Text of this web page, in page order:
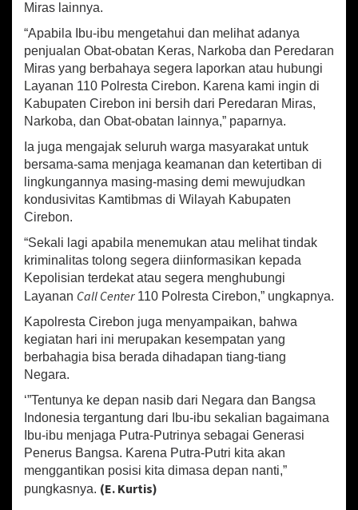
a
t
U
s
e
-
a
b
u
p
e
n
C
r
e
b
n
Miras lainnya.
“Apabila Ibu-ibu mengetahui dan melihat adanya
penjualan Obat-obatan Keras, Narkoba dan Peredaran
Miras yang berbahaya segera laporkan atau hubungi
Layanan 110 Polresta Cirebon. Karena kami ingin di
Kabupaten Cirebon ini bersih dari Peredaran Miras,
Narkoba, dan Obat-obatan lainnya,” paparnya.
Ia juga mengajak seluruh warga masyarakat untuk
bersama-sama menjaga keamanan dan ketertiban di
lingkungannya masing-masing demi mewujudkan
kondusivitas Kamtibmas di Wilayah Kabupaten
Cirebon.
“Sekali lagi apabila menemukan atau melihat tindak
kriminalitas tolong segera diinformasikan kepada
Kepolisian terdekat atau segera menghubungi
Layanan Call Center110 Polresta Cirebon,” ungkapnya.
Kapolresta Cirebon juga menyampaikan, bahwa
kegiatan hari ini merupakan kesempatan yang
berbahagia bisa berada dihadapan tiang-tiang
Negara.
‘”Tentunya ke depan nasib dari Negara dan Bangsa
Indonesia tergantung dari Ibu-ibu sekalian bagaimana
Ibu-ibu menjaga Putra-Putrinya sebagai Generasi
Penerus Bangsa. Karena Putra-Putri kita akan
menggantikan posisi kita dimasa depan nanti,”
pungkasnya. (E. Kurtis)